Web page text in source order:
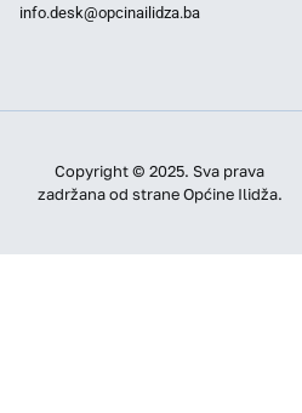
info.desk@opcinailidza.ba
Copyright © 2025. Sva prava
zadržana od strane Općine Ilidža.